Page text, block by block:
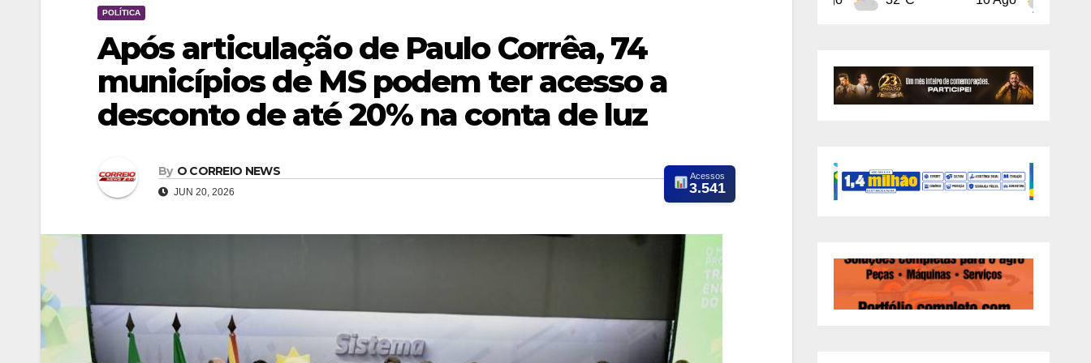
POLÍTICA
Após articulação de Paulo Corrêa, 74
municípios de MS podem ter acesso a
desconto de até 20% na conta de luz
By O CORREIO NEWS
JUN 20, 2026
Acessos
3.541